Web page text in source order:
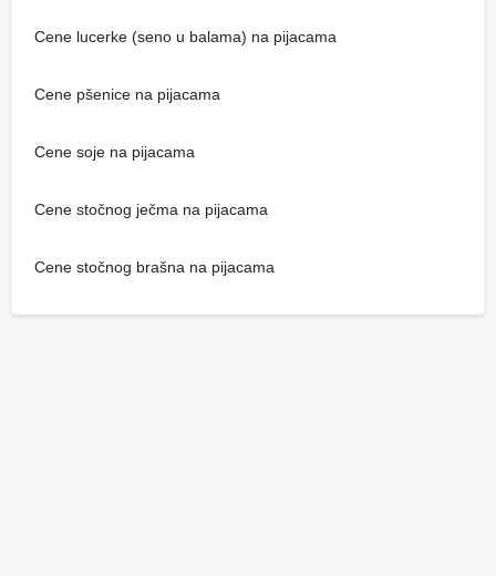
Cene lucerke (seno u balama) na pijacama
Cene pšenice na pijacama
Cene soje na pijacama
Cene stočnog ječma na pijacama
Cene stočnog brašna na pijacama